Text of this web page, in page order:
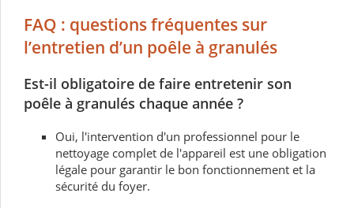
FAQ : questions fréquentes sur
l’entretien d’un poêle à granulés
Est-il obligatoire de faire entretenir son
poêle à granulés chaque année ?
Oui, l'intervention d'un professionnel pour le
nettoyage complet de l'appareil est une obligation
légale pour garantir le bon fonctionnement et la
sécurité du foyer.